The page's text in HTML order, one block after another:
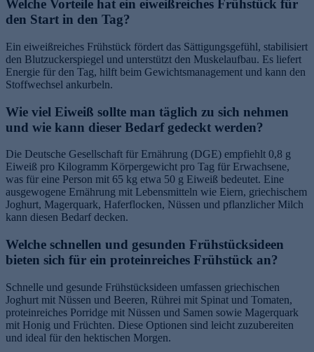
Welche Vorteile hat ein eiweißreiches Frühstück für
den Start in den Tag?
Ein eiweißreiches Frühstück fördert das Sättigungsgefühl, stabilisiert
den Blutzuckerspiegel und unterstützt den Muskelaufbau. Es liefert
Energie für den Tag, hilft beim Gewichtsmanagement und kann den
Stoffwechsel ankurbeln.
Wie viel Eiweiß sollte man täglich zu sich nehmen
und wie kann dieser Bedarf gedeckt werden?
Die Deutsche Gesellschaft für Ernährung (DGE) empfiehlt 0,8 g
Eiweiß pro Kilogramm Körpergewicht pro Tag für Erwachsene,
was für eine Person mit 65 kg etwa 50 g Eiweiß bedeutet. Eine
ausgewogene Ernährung mit Lebensmitteln wie Eiern, griechischem
Joghurt, Magerquark, Haferflocken, Nüssen und pflanzlicher Milch
kann diesen Bedarf decken.
Welche schnellen und gesunden Frühstücksideen
bieten sich für ein proteinreiches Frühstück an?
Schnelle und gesunde Frühstücksideen umfassen griechischen
Joghurt mit Nüssen und Beeren, Rührei mit Spinat und Tomaten,
proteinreiches Porridge mit Nüssen und Samen sowie Magerquark
mit Honig und Früchten. Diese Optionen sind leicht zuzubereiten
und ideal für den hektischen Morgen.